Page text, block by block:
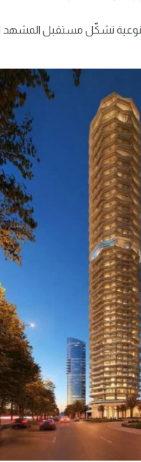
نوعية تشكّل مستقبل